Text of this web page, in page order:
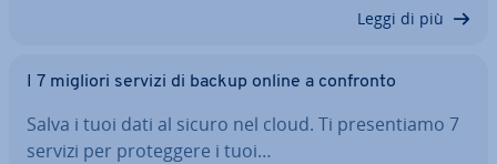
Leggi di più
I 7 migliori servizi di backup online a confronto
Salva i tuoi dati al sicuro nel cloud. Ti pre­sen­tia­mo 7
servizi per pro­teg­ge­re i tuoi…